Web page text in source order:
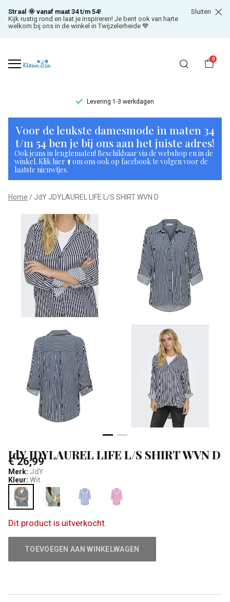
Straal 🌞 vanaf maat 34 t/m 54!
Kijk rustig rond en laat je inspireren! Je bent ook van harte
welkom bij ons in de winkel in Twijzelerheide 💙
Sluiten
0
Levering 1-3 werkdagen
JdY
JDYLAUREL
LIFE
L/S
SHIRT
WVN
Klean
Voor de leukste damesmode in maten 34
t/m 54 ben je bij ons aan het juiste adres!
Ook jeans in lengtematen! Beschikbaar via de webshop en in de
winkel. Klik hier ⬆️ om ons ook op facebook te volgen voor de
laatste nieuwtjes.
Home JdY JDYLAUREL LIFE L/S SHIRT WVN D
JdY JDYLAUREL LIFE L/S SHIRT WVN D
€ 26,99
Merk: JdY
Kleur: Wit
Dit product is uitverkocht.
TOEVOEGEN AAN WINKELWAGEN